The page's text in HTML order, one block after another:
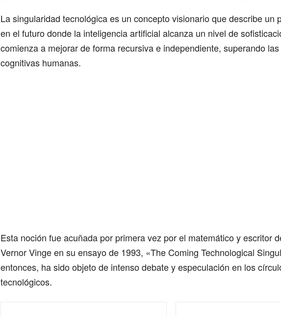
La singularidad tecnológica es un concepto visionario que describe un
en el futuro donde la inteligencia artificial alcanza un nivel de
comienza a mejorar de forma recursiva e independiente, superando
cognitivas humanas.
Esta noción fue acuñada por primera vez por el matemático y escritor
Vernor Vinge en su ensayo de 1993, «The Coming Technological
entonces, ha sido objeto de intenso debate y especulación en los
tecnológicos.